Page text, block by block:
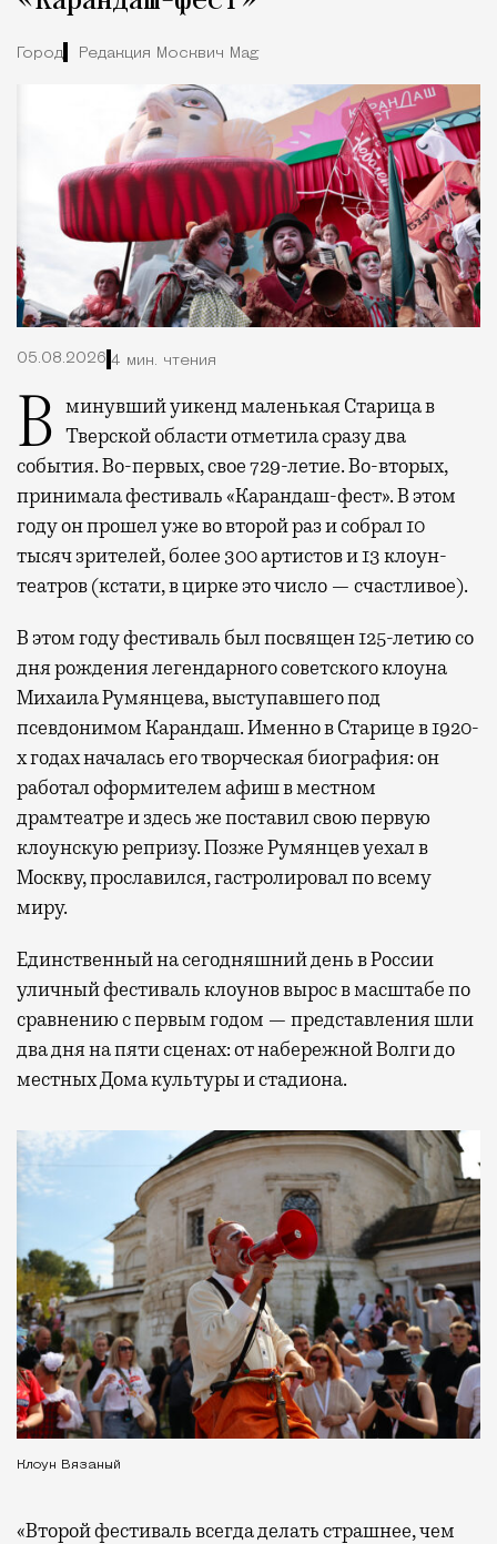
Город Редакция Москвич Mag
05.08.2026 4 мин. чтения
В минувший уикенд маленькая Старица в Тверской области отметила сразу два
события. Во-первых, свое 729-летие. Во-вторых,
принимала фестиваль «Карандаш-фест». В этом
году он прошел уже во второй раз и собрал 10
тысяч зрителей, более 300 артистов и 13 клоун-
театров (кстати, в цирке это число — счастливое).
В этом году фестиваль был посвящен 125-летию со
дня рождения легендарного советского клоуна
Михаила Румянцева, выступавшего под
псевдонимом Карандаш. Именно в Старице в 1920-
х годах началась его творческая биография: он
работал оформителем афиш в местном
драмтеатре и здесь же поставил свою первую
клоунскую репризу. Позже Румянцев уехал в
Москву, прославился, гастролировал по всему
миру.
Единственный на сегодняшний день в России
уличный фестиваль клоунов вырос в масштабе по
сравнению с первым годом — представления шли
два дня на пяти сценах: от набережной Волги до
местных Дома культуры и стадиона.
Клоун Вязаный
«Второй фестиваль всегда делать страшнее, чем